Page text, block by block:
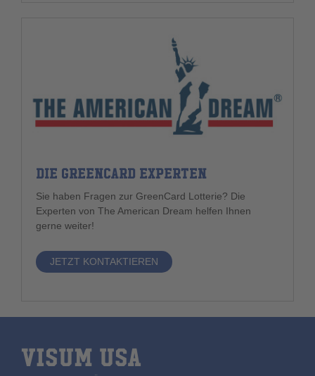
DIE GREENCARD EXPERTEN
Sie haben Fragen zur GreenCard Lotterie? Die
Experten von The American Dream helfen Ihnen
gerne weiter!
JETZT KONTAKTIEREN
VISUM USA